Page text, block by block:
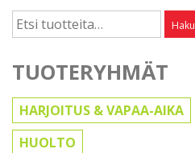
Etsi: Haku
TUOTERYHMÄT
HARJOITUS & VAPAA-AIKA
HUOLTO